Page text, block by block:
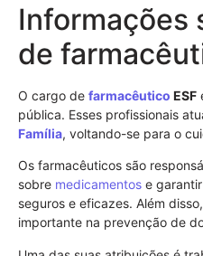
Informações
de
O cargo de farmacêutico ESF
pública. Esses profissionais
Família, voltando-se para o
Os farmacêuticos são
sobre medicamentos e
seguros e eficazes. Além
importante na prevenção de